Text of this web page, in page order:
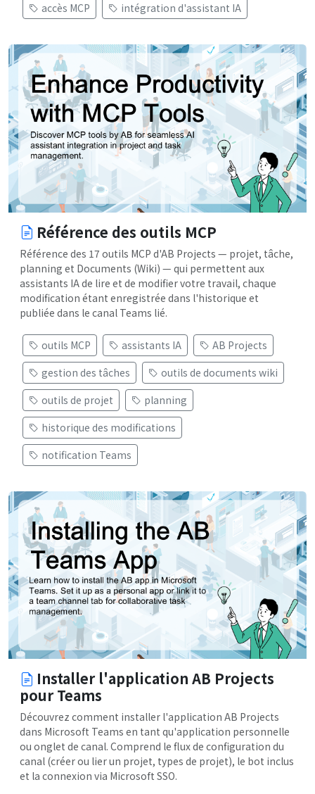
accès MCP
intégration d'assistant IA
Référence des outils MCP
Référence des 17 outils MCP d'AB Projects — projet, tâche,
planning et Documents (Wiki) — qui permettent aux
assistants IA de lire et de modifier votre travail, chaque
modification étant enregistrée dans l'historique et
publiée dans le canal Teams lié.
outils MCP assistants IA
AB Projects
gestion des tâches
outils de documents wiki
outils de projet
planning
historique des modifications
notification Teams
Installer l'application AB Projects
pour Teams
Découvrez comment installer l'application AB Projects
dans Microsoft Teams en tant qu'application personnelle
ou onglet de canal. Comprend le flux de configuration du
canal (créer ou lier un projet, types de projet), le bot inclus
et la connexion via Microsoft SSO.